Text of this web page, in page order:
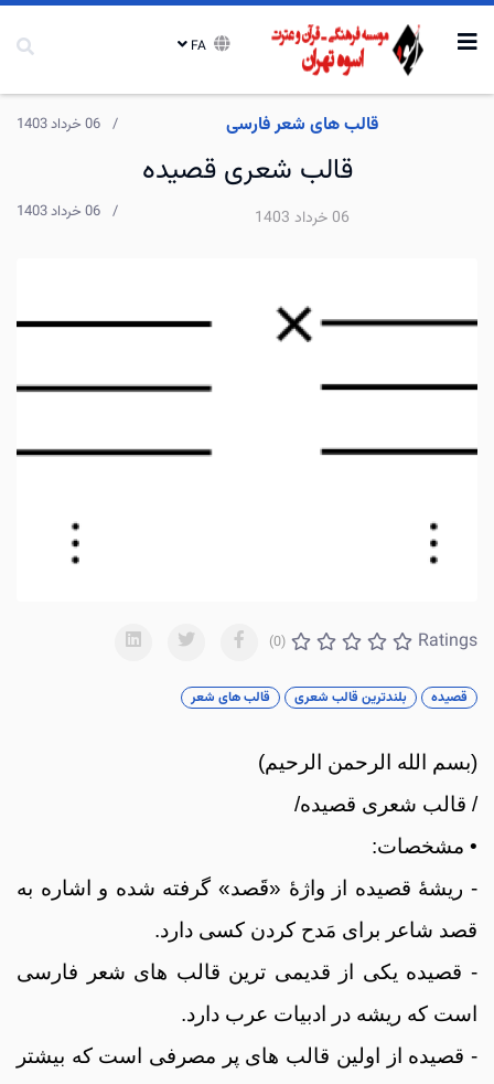
قالب های شعر فارسی 06 خرداد 1403
قالب شعری قصیده
06 خرداد 1403 06 خرداد 1403
Ratings
(0)
قصیده بلندترین قالب شعری قالب های شعر
(بسم الله الرحمن الرحیم)
/ قالب شعری قصیده/
• مشخصات:
- ریشۀ قصیده از واژۀ «قَصد» گرفته شده و اشاره به
قصد شاعر برای مَدح کردن کسی دارد.
- قصیده یکی از قدیمی ترین قالب های شعر فارسی
است که ریشه در ادبیات عرب دارد.
- قصیده از اولین قالب های پر مصرفی است که بیشتر